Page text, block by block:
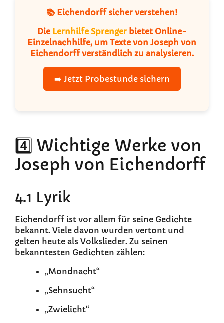
📚 Eichendorff sicher verstehen!
Die Lernhilfe Sprengerbietet Online-
Einzelnachhilfe, um Texte von Joseph von
Eichendorff verständlich zu analysieren.
➡️ Jetzt Probestunde sichern
4️⃣ Wichtige Werke von
Joseph von Eichendorff
4.1 Lyrik
Eichendorff ist vor allem für seine Gedichte
bekannt. Viele davon wurden vertont und
gelten heute als Volkslieder. Zu seinen
bekanntesten Gedichten zählen:
„Mondnacht“
„Sehnsucht“
„Zwielicht“